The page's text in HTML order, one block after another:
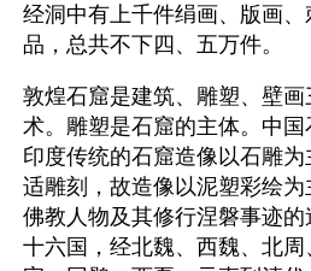
经洞中有上千件绢画、版画
品，总共不下四、五万件。
敦煌石窟是建筑、雕塑、壁
术。雕塑是石窟的主体。中国
印度传统的石窟造像以石雕
适雕刻，故造像以泥塑彩绘
佛教人物及其修行涅磐事迹
十六国，经北魏、西魏、北周